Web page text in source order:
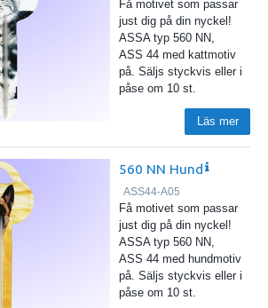
Få motivet som passar
just dig på din nyckel!
ASSA typ 560 NN,
ASS 44 med kattmotiv
på. Säljs styckvis eller i
påse om 10 st.
Läs mer
560 NN Hund
ASS44-A05
Få motivet som passar
just dig på din nyckel!
ASSA typ 560 NN,
ASS 44 med hundmotiv
på. Säljs styckvis eller i
påse om 10 st.